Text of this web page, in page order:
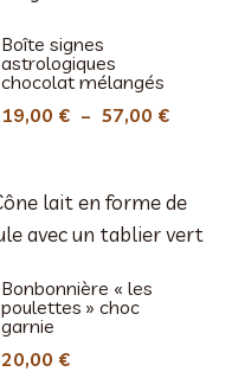
Boîte signes
astrologiques
chocolat mélangés
19,00 € – 57,00 €Plage
19,00
à
Bonbonnière « les
poulettes » choc
garnie
20,00 €